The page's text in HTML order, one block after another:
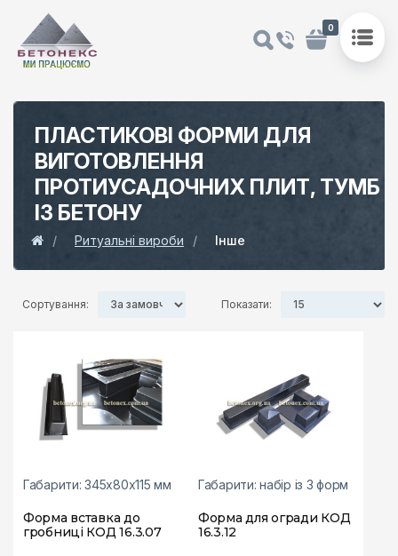
0
ПЛАСТИКОВІ ФОРМИ ДЛЯ
ВИГОТОВЛЕННЯ
ПРОТИУСАДОЧНИХ ПЛИТ, ТУМБ
ІЗ БЕТОНУ
Ритуальні вироби Інше
Сортування: Показати:
Габарити: 345х80х115 мм
Форма вставка до
гробниці КОД 16.3.07
Габарити: набір із 3 форм
Форма для огради КОД
16.3.12